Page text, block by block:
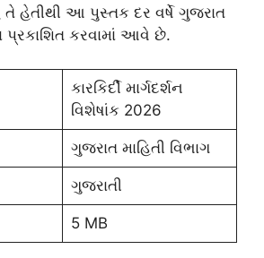
તે હેતીથી આ પુસ્તક દર વર્ષે ગુજરાત
પ્રકાશિત કરવામાં આવે છે.
કારકિર્દી માર્ગદર્શન
વિશેષાંક 2026
ગુજરાત માહિતી વિભાગ
ગુજરાતી
5 MB